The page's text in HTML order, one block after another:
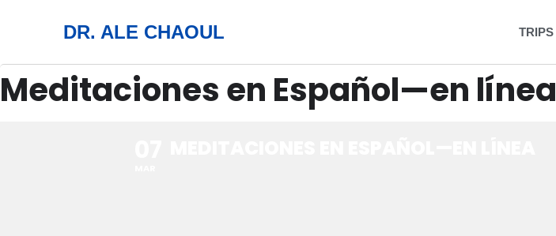
DR. ALE CHAOUL TRIPS
Meditaciones en Español—en línea